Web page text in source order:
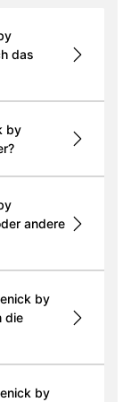
das
by
andere
by
die
by